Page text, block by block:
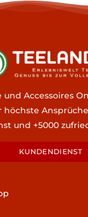
und Accessoires
höchste
und +5000
KUNDENDIENST